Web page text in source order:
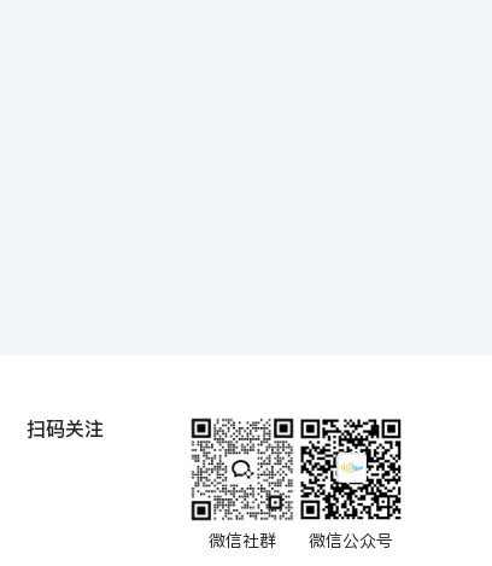
扫码关注
微信社群 微信公众号